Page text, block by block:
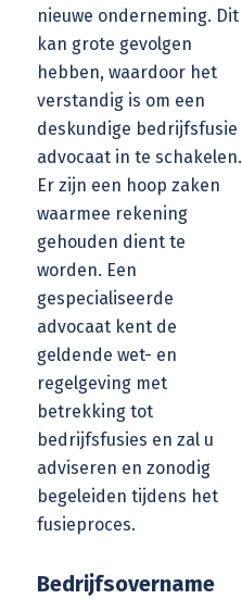
nieuwe onderneming. Dit
kan grote gevolgen
hebben, waardoor het
verstandig is om een
deskundige bedrijfsfusie
advocaat in te schakelen.
Er zijn een hoop zaken
waarmee rekening
gehouden dient te
worden. Een
gespecialiseerde
advocaat kent de
geldende wet- en
regelgeving met
betrekking tot
bedrijfsfusies en zal u
adviseren en zonodig
begeleiden tijdens het
fusieproces.
Bedrijfsovername